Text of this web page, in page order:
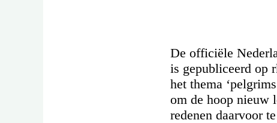
De officiële
is gepubliceerd op
het thema
om de hoop nieuw
redenen daarvoor